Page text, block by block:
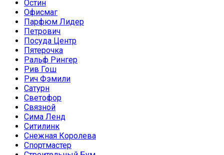
Остин
Офисмаг
Парфюм Лидер
Петрович
Посуда Центр
Пятерочка
Ральф Рингер
Рив Гош
Рич Фэмили
Сатурн
Светофор
Связной
Сима Ленд
Ситилинк
Снежная Королева
Спортмастер